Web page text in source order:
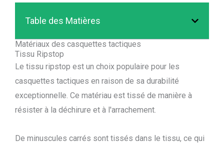
Table des Matières
Matériaux des casquettes tactiques
Tissu Ripstop
Le tissu ripstop est un choix populaire pour les
casquettes tactiques en raison de sa durabilité
exceptionnelle. Ce matériau est tissé de manière à
résister à la déchirure et à l'arrachement.
De minuscules carrés sont tissés dans le tissu, ce qui